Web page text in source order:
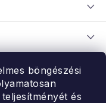
böngészési
és